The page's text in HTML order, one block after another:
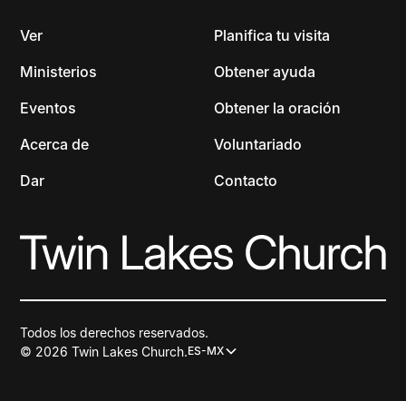
Ver
Ministerios
Eventos
Acerca de
Dar
Planifica tu visita
Obtener ayuda
Obtener la oración
Voluntariado
Contacto
© 2026 Twin Lakes Church.ES-MX
Todos los derechos reservados.